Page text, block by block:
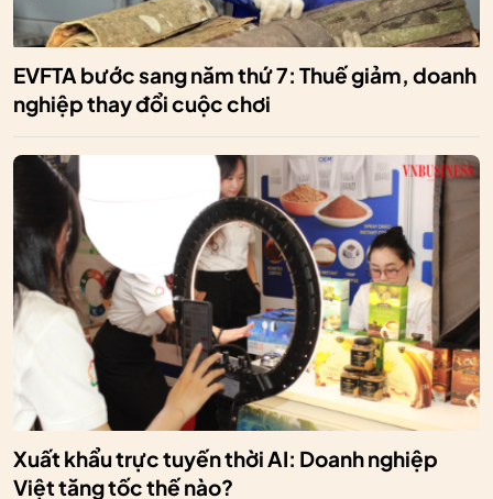
EVFTA bước sang năm thứ 7: Thuế giảm, doanh
nghiệp thay đổi cuộc chơi
Xuất khẩu trực tuyến thời AI: Doanh nghiệp
Việt tăng tốc thế nào?